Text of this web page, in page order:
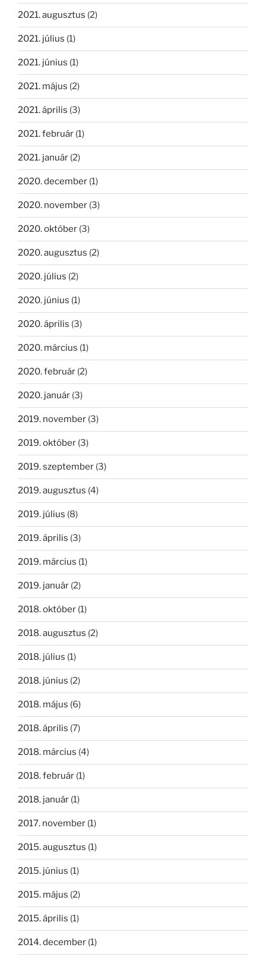
2021. augusztus (2)
2021. július (1)
2021. június (1)
2021. május (2)
2021. április (3)
2021. február (1)
2021. január (2)
2020. december (1)
2020. november (3)
2020. október (3)
2020. augusztus (2)
2020. július (2)
2020. június (1)
2020. április (3)
2020. március (1)
2020. február (2)
2020. január (3)
2019. november (3)
2019. október (3)
2019. szeptember (3)
2019. augusztus (4)
2019. július (8)
2019. április (3)
2019. március (1)
2019. január (2)
2018. október (1)
2018. augusztus (2)
2018. július (1)
2018. június (2)
2018. május (6)
2018. április (7)
2018. március (4)
2018. február (1)
2018. január (1)
2017. november (1)
2015. augusztus (1)
2015. június (1)
2015. május (2)
2015. április (1)
2014. december (1)